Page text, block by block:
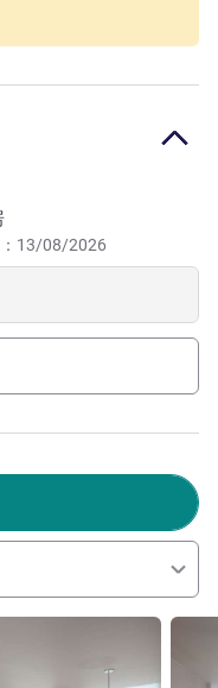
种奇思妙想，同时处
东临布鲁姆斯伯里，西
13/08/2026
请参